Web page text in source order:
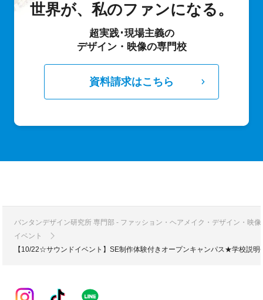
世界が、私のファンになる。
超実践･現場主義の
デザイン・映像の専門校
資料請求はこちら
バンタンデザイン研究所 専門部 - ファッション・ヘアメイク・デザイン・映
イベント
【10/22☆サウンドイベント】SE制作体験付きオープンキャンパス★学校説明